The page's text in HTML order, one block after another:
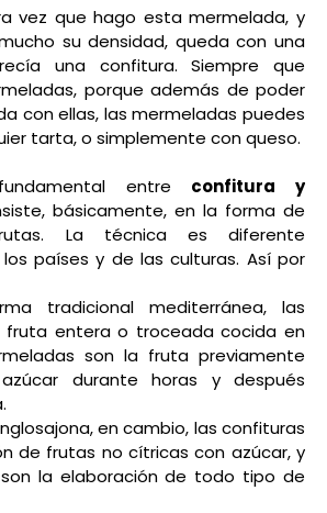
vez que hago esta mermelada, y
su densidad, queda con una
una confitura. Siempre que
porque además de poder
con ellas, las mermeladas puedes
tarta, o simplemente con queso.
entre confitura y
básicamente, en la forma de
La técnica es diferente
países y de las culturas. Así por
tradicional mediterránea, las
fruta entera o troceada cocida en
son la fruta previamente
durante horas y después
en cambio, las confituras
de frutas no cítricas con azúcar, y
la elaboración de todo tipo de